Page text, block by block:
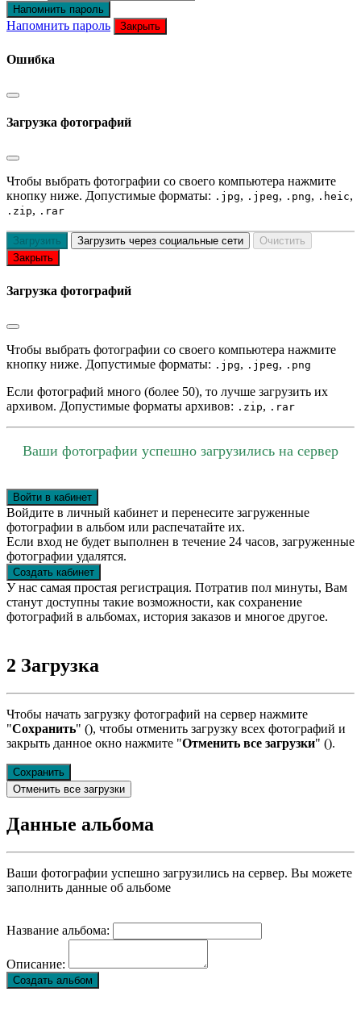
Напомнить пароль
Напомнить пароль Закрыть
Ошибка
Загрузка фотографий
Чтобы выбрать фотографии со своего компьютера нажмите
кнопку ниже. Допустимые форматы: .jpg, .jpeg, .png, .heic,
.zip, .rar
Загрузить Загрузить через социальные сети
Очистить
Закрыть
Загрузка фотографий
Чтобы выбрать фотографии со своего компьютера нажмите
кнопку ниже. Допустимые форматы: .jpg, .jpeg, .png
Если фотографий много (более 50), то лучше загрузить их
архивом. Допустимые форматы архивов: .zip, .rar
Ваши фотографии успешно загрузились на сервер
Войти в кабинет
Войдите в личный кабинет и перенесите загруженные
фотографии в альбом или распечатайте их.
Если вход не будет выполнен в течение 24 часов, загруженные
фотографии удалятся.
Создать кабинет
У нас самая простая регистрация. Потратив пол минуты, Вам
станут доступны такие возможности, как сохранение
фотографий в альбомах, история заказов и многое другое.
2 Загрузка
Чтобы начать загрузку фотографий на сервер нажмите
"Сохранить" (), чтобы отменить загрузку всех фотографий и
закрыть данное окно нажмите "Отменить все загрузки" ().
Сохранить
Отменить все загрузки
Данные альбома
Ваши фотографии успешно загрузились на сервер. Вы можете
заполнить данные об альбоме
Название альбома:
Описание:
Создать альбом